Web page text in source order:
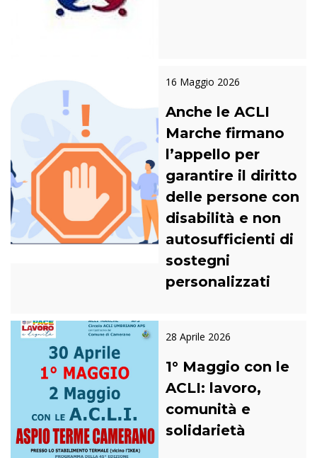
16 Maggio 2026
Anche le ACLI
Marche firmano
l’appello per
garantire il diritto
delle persone con
disabilità e non
autosufficienti di
sostegni
personalizzati
28 Aprile 2026
1° Maggio con le
ACLI: lavoro,
comunità e
solidarietà